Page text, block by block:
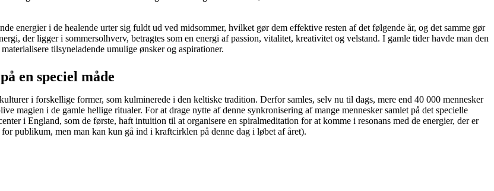
energier i de healende urter sig fuldt ud ved midsommer, hvilket gør dem effektive resten af det følgende år, og det samme gør
der ligger i sommersolhverv, betragtes som en energi af passion, vitalitet, kreativitet og velstand. I gamle tider havde man den
tilsyneladende umulige ønsker og aspirationer.
en speciel måde
i forskellige former, som kulminerede i den keltiske tradition. Derfor samles, selv nu til dags, mere end 40 000 mennesker
magien i de gamle hellige ritualer. For at drage nytte af denne synkronisering af mange mennesker samlet på det specielle
i England, som de første, haft intuition til at organisere en spiralmeditation for at komme i resonans med de energier, der er
publikum, men man kan kun gå ind i kraftcirklen på denne dag i løbet af året).